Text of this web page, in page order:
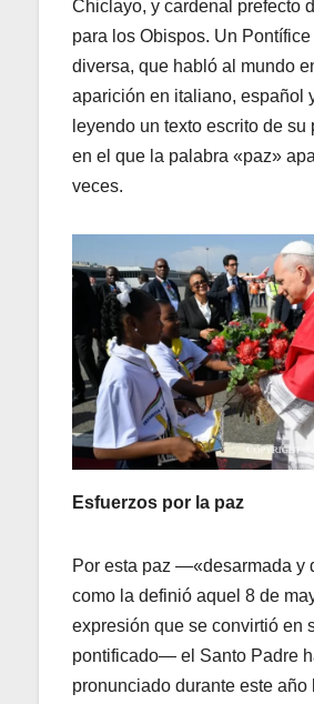
Chiclayo, y cardenal prefecto
para los Obispos. Un
diversa, que habló al mundo
aparición en italiano, español
leyendo un texto escrito de su
en el que la palabra «paz»
veces.
Esfuerzos por la paz
Por esta paz —«desarmada y
como la definió aquel 8 de
expresión que se convirtió en
pontificado— el Santo Padre
pronunciado durante este año